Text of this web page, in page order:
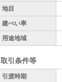
地目
建ぺい率
用途地域
取引条件等
引渡時期